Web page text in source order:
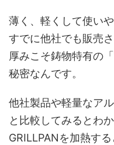
薄く、軽くして使い
すでに他社でも販売
厚みこそ鋳物特有の
秘密なんです。
他社製品や軽量なア
と比較してみるとわ
GRILLPANを加熱す